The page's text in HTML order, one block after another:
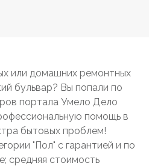
или домашних ремонтных
бульвар? Вы попали по
портала Умело Дело
помощь в
бытовых проблем!
"Пол" с гарантией и по
средняя стоимость